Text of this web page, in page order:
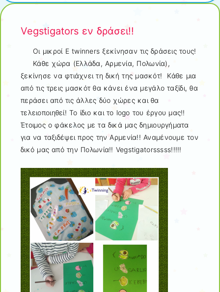
Vegstigators εν δράσει!!
Οι μικροί E twinners ξεκίνησαν τις δράσεις τους!
Κάθε χώρα (Ελλάδα, Αρμενία, Πολωνία),
ξεκίνησε να φτιάχνει τη δική της μασκότ! Κάθε μια
από τις τρεις μασκότ θα κάνει ένα μεγάλο ταξίδι, θα
περάσει από τις άλλες δύο χώρες και θα
τελειοποιηθεί! Το ίδιο και το logo του έργου μας!!
Έτοιμος ο φάκελος με τα δικά μας δημιουργήματα
για να ταξιδέψει προς την Αρμενία!! Αναμένουμε τον
δικό μας από την Πολωνία!! Vegstigatorsssss!!!!!